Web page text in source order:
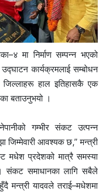
मा निर्माण सम्पन्न भएको
कार्यक्रमलाई सम्बोधन
जिल्लाहरू हाल इतिहासकै एक
बताउनुभयो ।
गम्भीर संकट उत्पन्न
आवश्यक छ,” मन्त्री
मधेश प्रदेशको मात्रै समस्या
संकट समाधानका लागि सबैले
मन्त्री यादवले तराई–मधेशमा